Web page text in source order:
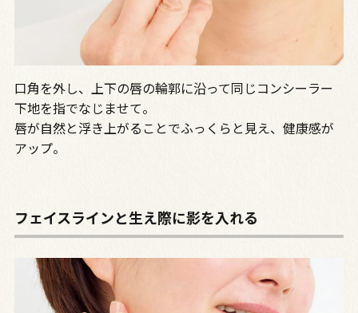
口角を外し、上下の唇の輪郭に沿って同じコンシーラー
下地を指でなじませて。
唇が自然と浮き上がることでふっくらと見え、健康感が
アップ。
フェイスラインと生え際に影を入れる